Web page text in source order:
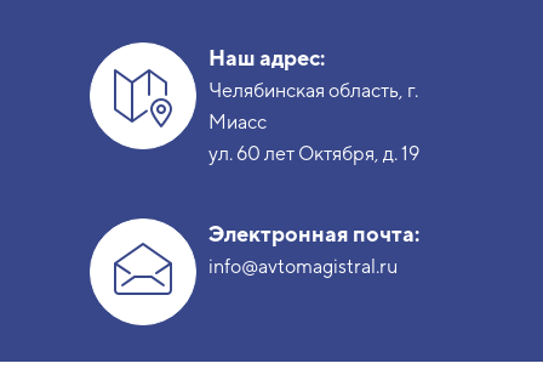
Наш адрес:
Челябинская область, г.
Миасс
ул. 60 лет Октября, д. 19
Электронная почта:
info@avtomagistral.ru